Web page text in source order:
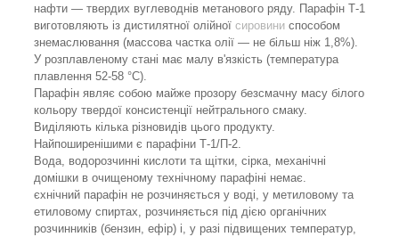
нафти — твердих вуглеводнів метанового ряду. Парафін Т-1
виготовляють із дистилятної олійної сировини способом
знемаслювання (массова частка олії — не більш ніж 1,8%).
У розплавленому стані має малу в'язкість (температура
плавлення 52-58 °C).
Парафін являє собою майже прозору безсмачну масу білого
кольору твердої консистенції нейтрального смаку.
Виділяють кілька різновидів цього продукту.
Найпоширенішими є парафіни Т-1/П-2.
Вода, водорозчинні кислоти та щітки, сірка, механічні
домішки в очищеному технічному парафіні немає.
єхнічний парафін не розчиняється у воді, у метиловому та
етиловому спиртах, розчиняється під дією органічних
розчинників (бензин, ефір) і, у разі підвищених температур,